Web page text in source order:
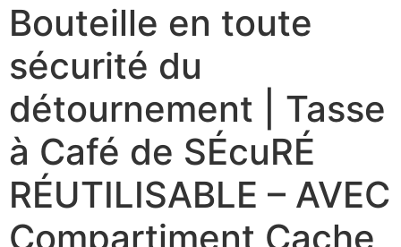
Bouteille en toute
sécurité du
détournement | Tasse
à Café de SÉcuRÉ
RÉUTILISABLE – AVEC
Compartiment Cache